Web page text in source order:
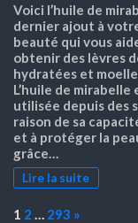
Voici l’huile de
dernier ajout à
beauté qui vous
obtenir des lèvres
hydratées et
L’huile de mirabelle
utilisée depuis des
raison de sa
et à protéger la
grâce…
Lire la suite
Page:
1 2 293 Next
»